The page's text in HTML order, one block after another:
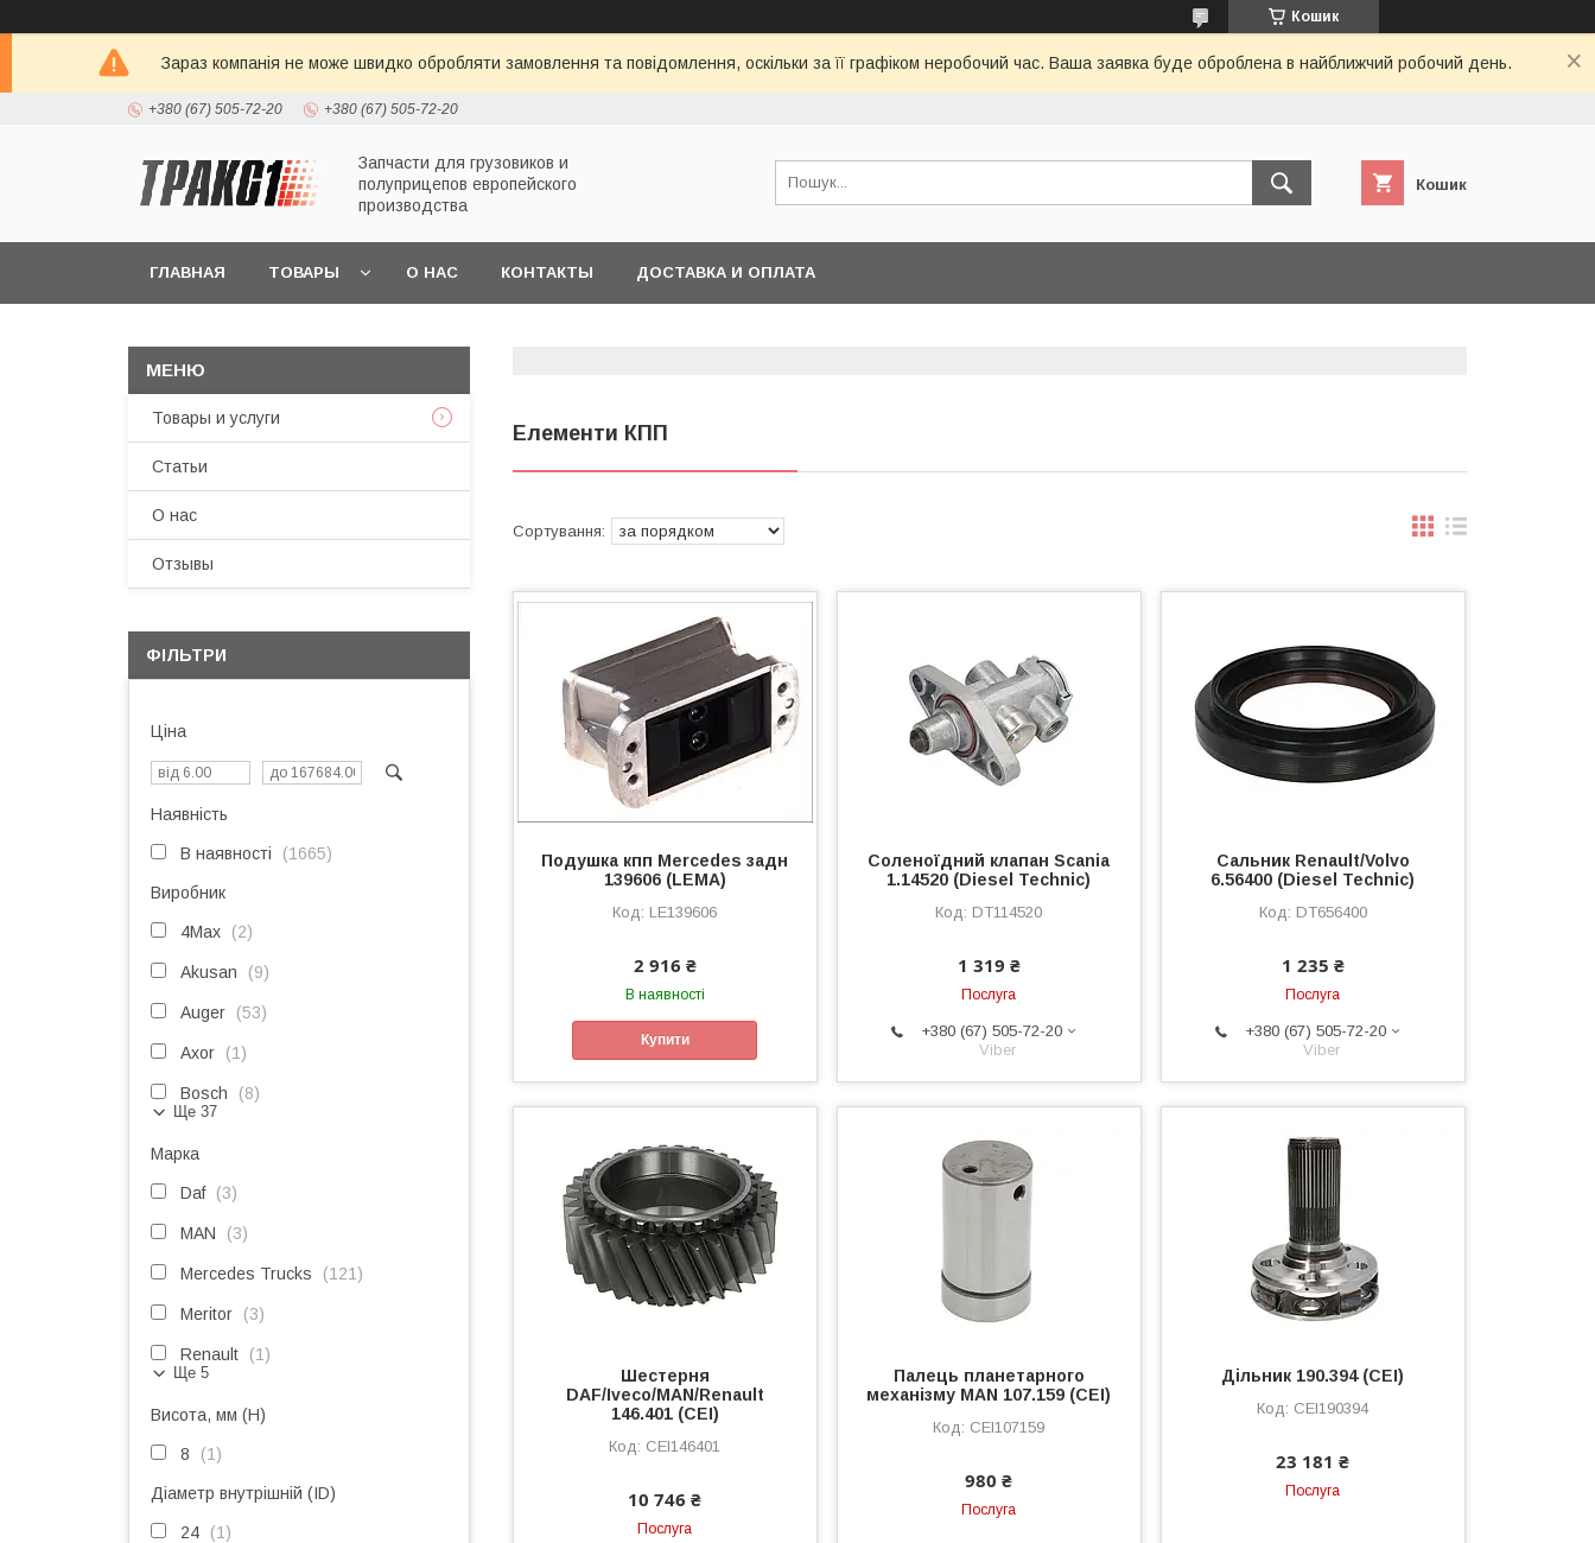
Кошик
Зараз компанія не може швидко обробляти замовлення та повідомлення, оскільки за її графіком неробочий час. Ваша заявка буде оброблена в найближчий робочий день.
+380 (67) 505-72-20 +380 (67) 505-72-20
Запчасти для грузовиков и
полуприцепов европейского
производства
Кошик
ГЛАВНАЯ ТОВАРЫ О НАС КОНТАКТЫ ДОСТАВКА И ОПЛАТА
Елементи КПП
Подушка кпп Mercedes задн
139606 (LEMA)
LE139606
2 916 ₴
В наявності
Купити
Соленоїдний клапан Scania
1.14520 (Diesel Technic)
DT114520
1 319 ₴
Послуга
+380 (67) 505-72-20
Viber
Сальник Renault/Volvo
6.56400 (Diesel Technic)
DT656400
1 235 ₴
Послуга
+380 (67) 505-72-20
Viber
Шестерня
DAF/Iveco/MAN/Renault
146.401 (CEI)
CEI146401
10 746 ₴
Послуга
Палець планетарного
механізму MAN 107.159 (CEI)
CEI107159
980 ₴
Послуга
Дільник 190.394 (CEI)
CEI190394
23 181 ₴
Послуга
Товары и услуги
Статьи
О нас
Отзывы
ФІЛЬТРИ
Ціна
Наявність
В наявності 1665
Виробник
4Max 2
Akusan 9
Auger 53
Axor 1
Bosch 8
Ще 37
Марка
Daf 3
MAN 3
Mercedes Trucks 121
Meritor 3
Renault 1
Ще 5
Висота, мм (H)
8 1
Діаметр внутрішній (ID)
24 1